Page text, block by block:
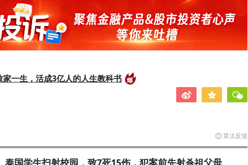
一生，活成3亿人的人生教科书
算法反馈
泰国学生扫射校园，致7死15伤，犯案前先射杀祖父母